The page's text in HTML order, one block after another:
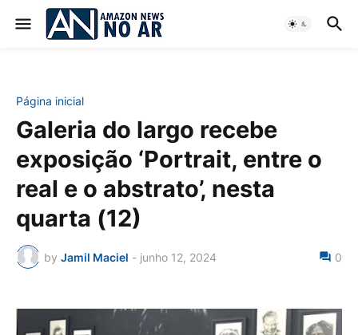
Página inicial
Galeria do largo recebe
exposição ‘Portrait, entre o
real e o abstrato’, nesta
quarta (12)
by Jamil Maciel - junho 12, 2024 0